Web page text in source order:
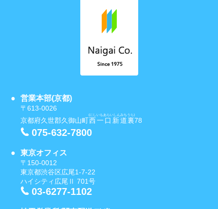
営業本部(京都)
〒613-0026
京都府久世郡久御山町西一口新道裏
(にしいもあらいしんみちうら)
78
075-632-7800
東京オフィス
〒150-0012
東京都渋谷区広尾1-7-22
ハイシティ広尾Ⅱ 701号
03-6277-1102